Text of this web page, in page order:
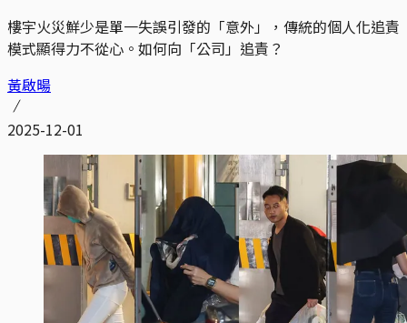
樓宇火災鮮少是單一失誤引發的「意外」，傳統的個人化追責
模式顯得力不從心。如何向「公司」追責？
黃啟暘
2025-12-01